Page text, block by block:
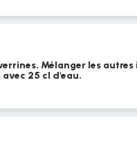
Mélanger les
25 cl d'eau.